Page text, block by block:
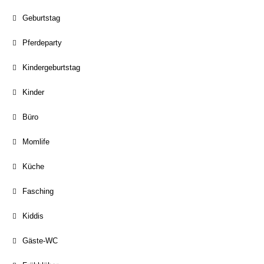
Geburtstag
Pferdeparty
Kindergeburtstag
Kinder
Büro
Momlife
Küche
Fasching
Kiddis
Gäste-WC